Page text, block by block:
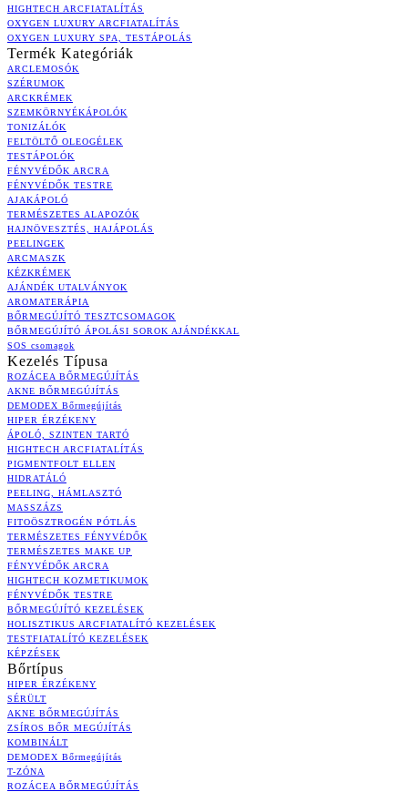
HIGHTECH ARCFIATALÍTÁS
OXYGEN LUXURY ARCFIATALÍTÁS
OXYGEN LUXURY SPA, TESTÁPOLÁS
Termék Kategóriák
ARCLEMOSÓK
SZÉRUMOK
ARCKRÉMEK
SZEMKÖRNYÉKÁPOLÓK
TONIZÁLÓK
FELTÖLTŐ OLEOGÉLEK
TESTÁPOLÓK
FÉNYVÉDŐK ARCRA
FÉNYVÉDŐK TESTRE
AJAKÁPOLÓ
TERMÉSZETES ALAPOZÓK
HAJNÖVESZTÉS, HAJÁPOLÁS
PEELINGEK
ARCMASZK
KÉZKRÉMEK
AJÁNDÉK UTALVÁNYOK
AROMATERÁPIA
BŐRMEGÚJÍTÓ TESZTCSOMAGOK
BŐRMEGÚJÍTÓ ÁPOLÁSI SOROK AJÁNDÉKKAL
SOS csomagok
Kezelés Típusa
ROZÁCEA BŐRMEGÚJÍTÁS
AKNE BŐRMEGÚJÍTÁS
DEMODEX Bőrmegújítás
HIPER ÉRZÉKENY
ÁPOLÓ, SZINTEN TARTÓ
HIGHTECH ARCFIATALÍTÁS
PIGMENTFOLT ELLEN
HIDRATÁLÓ
PEELING, HÁMLASZTÓ
MASSZÁZS
FITOÖSZTROGÉN PÓTLÁS
TERMÉSZETES FÉNYVÉDŐK
TERMÉSZETES MAKE UP
FÉNYVÉDŐK ARCRA
HIGHTECH KOZMETIKUMOK
FÉNYVÉDŐK TESTRE
BŐRMEGÚJÍTÓ KEZELÉSEK
HOLISZTIKUS ARCFIATALÍTÓ KEZELÉSEK
TESTFIATALÍTÓ KEZELÉSEK
KÉPZÉSEK
Bőrtípus
HIPER ÉRZÉKENY
SÉRÜLT
AKNE BŐRMEGÚJÍTÁS
ZSÍROS BŐR MEGÚJÍTÁS
KOMBINÁLT
DEMODEX Bőrmegújítás
T-ZÓNA
ROZÁCEA BŐRMEGÚJÍTÁS